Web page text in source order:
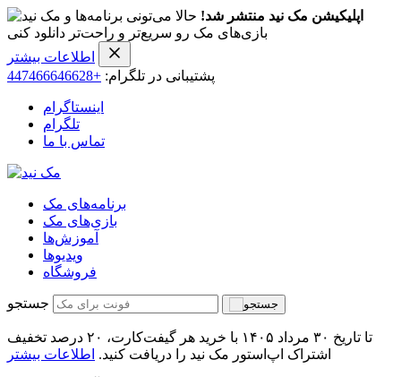
اپلیکیشن مک نید منتشر شد! حالا می‌تونی برنامه‌ها و
بازی‌های مک رو سریع‌تر و راحت‌تر دانلود کنی
اطلاعات بیشتر
پشتیبانی در تلگرام: +447466646628
اینستاگرام
تلگرام
تماس با ما
برنامه‌های مک
بازی‌های مک
آموزش‌ها
ویدیو‌ها
فروشگاه
جستجو
تا تاریخ ۳۰ مرداد ۱۴۰۵ با خرید هر گیفت‌کارت، ۲۰ درصد تخفیف
اشتراک اپ‌استور مک نید را دریافت کنید. اطلاعات بیشتر